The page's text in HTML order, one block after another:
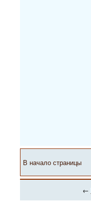
В начало страницы
←